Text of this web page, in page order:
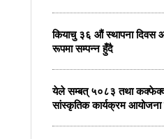
कियाचु ३६ औं स्थापना दिवस
रूपमा सम्पन्न हुँदै
येले सम्बत् ५०८३ तथा
सांस्कृतिक कार्यक्रम आयोजना